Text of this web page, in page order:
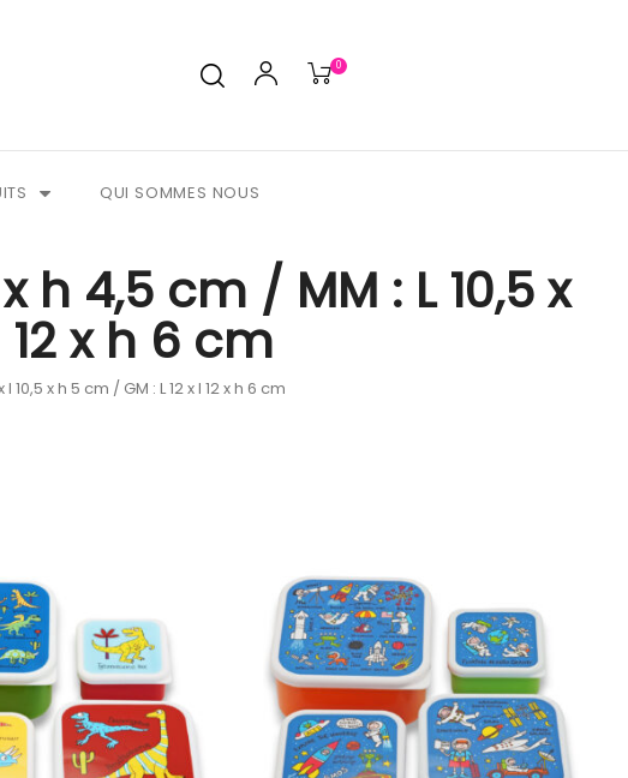
0
QUI SOMMES NOUS
10,5 x h 5 cm / GM : L 12 x l 12 x h 6 cm
h 4,5 cm / MM : L 10,5 x
12 x h 6 cm